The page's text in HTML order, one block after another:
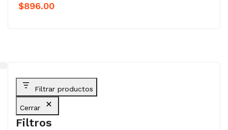
$896.00
Filtrar productos
Cerrar
Filtros